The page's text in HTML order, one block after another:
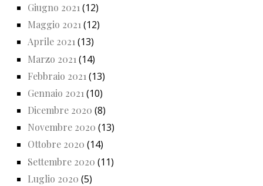
Giugno 2021 (12)
Maggio 2021 (12)
Aprile 2021(13)
Marzo 2021 (14)
Febbraio 2021 (13)
Gennaio 2021 (10)
Dicembre 2020 (8)
Novembre 2020 (13)
Ottobre 2020 (14)
Settembre 2020 (11)
Luglio 2020 (5)